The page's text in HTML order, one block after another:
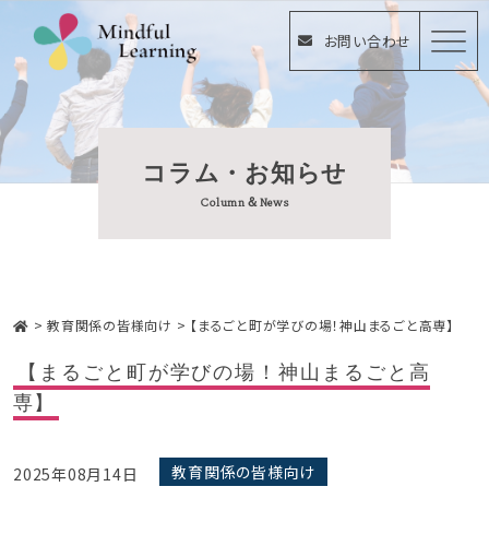
お問い合わせ
コラム・お知らせ
Column＆News
> 教育関係の皆様向け > 【まるごと町が学びの場！神山まるごと高専】
【まるごと町が学びの場！神山まるごと高
専】
2025年08月14日 教育関係の皆様向け